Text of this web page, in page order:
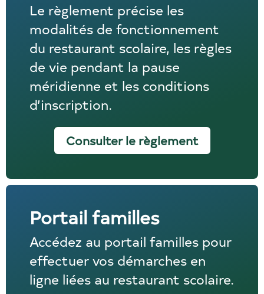
Le règlement précise les
modalités de fonctionnement
du restaurant scolaire, les règles
de vie pendant la pause
méridienne et les conditions
d’inscription.
Consulter le règlement
Portail familles
Accédez au portail familles pour
effectuer vos démarches en
ligne liées au restaurant scolaire.